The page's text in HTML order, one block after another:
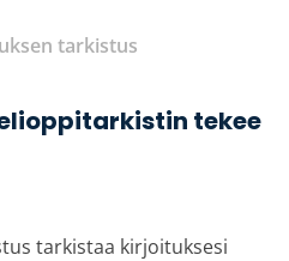
tarkistus
tekee
tarkistaa kirjoituksesi